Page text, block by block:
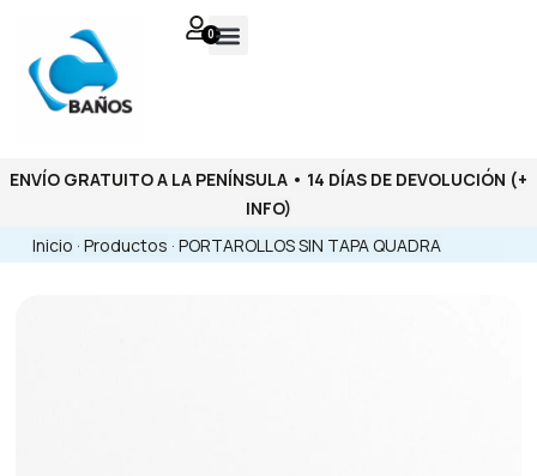
0
ENVÍO GRATUITO A LA PENÍNSULA • 14 DÍAS DE DEVOLUCIÓN (+
INFO)
Inicio · Productos · PORTAROLLOS SIN TAPA QUADRA